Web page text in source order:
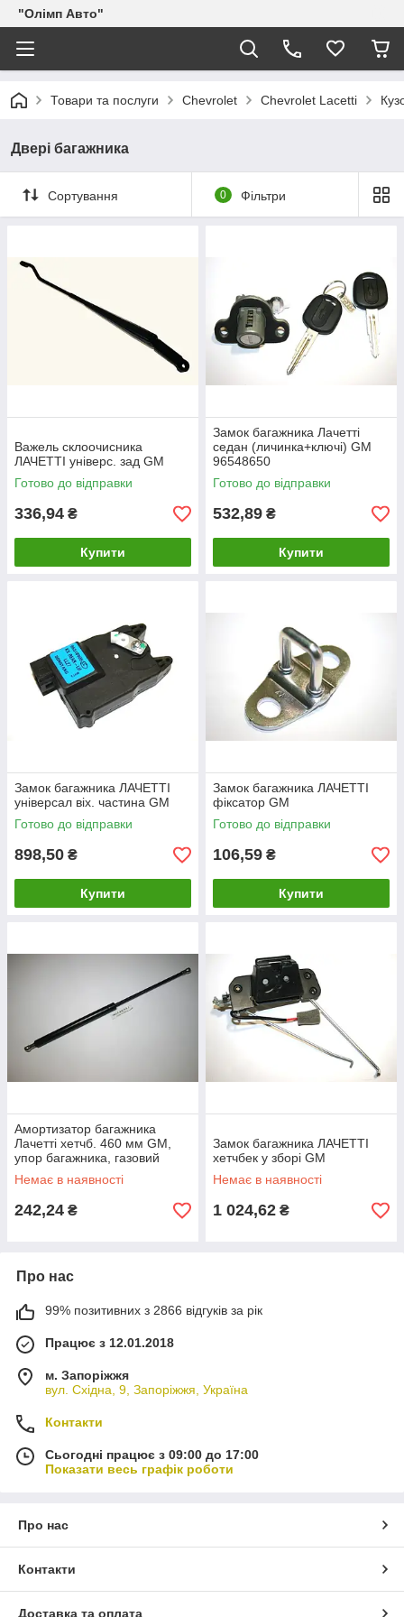
"Олімп Авто"
Товари та послуги Chevrolet Chevrolet Lacetti
Двері багажника
Сортування 0 Фільтри
Важель склоочисника
ЛАЧЕТТІ універс. зад GM
Готово до відправки
336,94 ₴
Купити
Замок багажника Лачетті
седан (личинка+ключі) GM
96548650
Готово до відправки
532,89 ₴
Купити
Замок багажника ЛАЧЕТТІ
універсал віх. частина GM
Готово до відправки
898,50 ₴
Купити
Замок багажника ЛАЧЕТТІ
фіксатор GM
Готово до відправки
106,59 ₴
Купити
Амортизатор багажника
Лачетті хетчб. 460 мм GM,
упор багажника, газовий
упор, газовий амортизатор
багажника
Немає в наявності
242,24 ₴
Замок багажника ЛАЧЕТТІ
хетчбек у зборі GM
Немає в наявності
1 024,62 ₴
Про нас
99% позитивних з 2866 відгуків за рік
Працює з 12.01.2018
м. Запоріжжя
вул. Східна, 9, Запоріжжя, Україна
Контакти
Сьогодні працює з 09:00 до 17:00
Показати весь графік роботи
Про нас
Контакти
Доставка та оплата